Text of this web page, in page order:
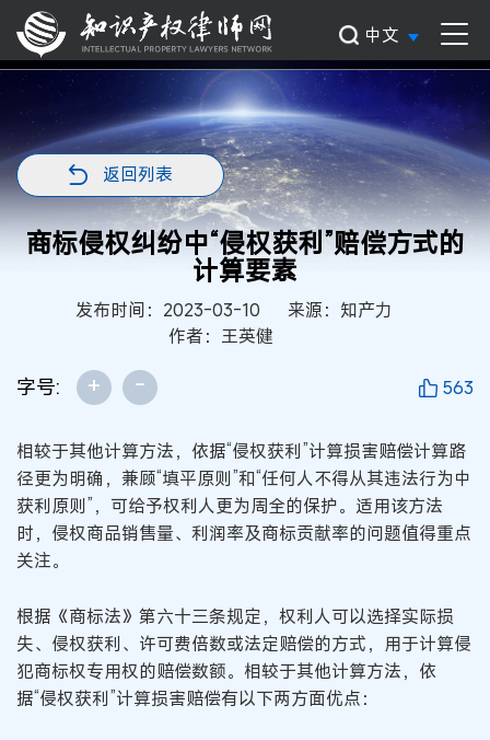
中文
返回列表
商标侵权纠纷中“侵权获利”赔偿方式的
计算要素
发布时间：2023-03-10
来源：知产力
作者：王英健
字号: + - 563
相较于其他计算方法，依据“侵权获利”计算损害赔偿计算路
径更为明确，兼顾“填平原则”和“任何人不得从其违法行为中
获利原则”，可给予权利人更为周全的保护。适用该方法
时，侵权商品销售量、利润率及商标贡献率的问题值得重点
关注。
根据《商标法》第六十三条规定，权利人可以选择实际损
失、侵权获利、许可费倍数或法定赔偿的方式，用于计算侵
犯商标权专用权的赔偿数额。相较于其他计算方法，依
据“侵权获利”计算损害赔偿有以下两方面优点：